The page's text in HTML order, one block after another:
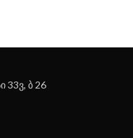
33ვ, ბ 26